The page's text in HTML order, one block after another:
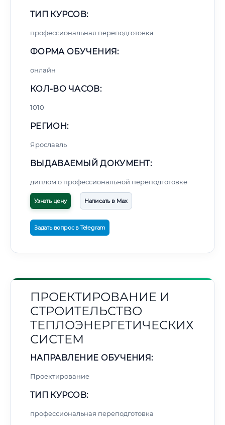
ТИП КУРСОВ:
профессиональная переподготовка
ФОРМА ОБУЧЕНИЯ:
онлайн
КОЛ-ВО ЧАСОВ:
1010
РЕГИОН:
Ярославль
ВЫДАВАЕМЫЙ ДОКУМЕНТ:
диплом о профессиональной переподготовке
Узнать цену Написать в Max
Задать вопрос в Telegram
ПРОЕКТИРОВАНИЕ И
СТРОИТЕЛЬСТВО
ТЕПЛОЭНЕРГЕТИЧЕСКИХ
СИСТЕМ
НАПРАВЛЕНИЕ ОБУЧЕНИЯ:
Проектирование
ТИП КУРСОВ:
профессиональная переподготовка